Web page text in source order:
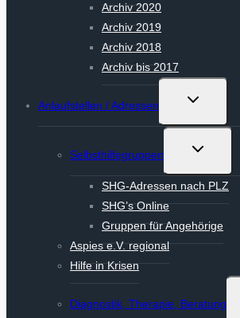
Archiv 2020
Archiv 2019
Archiv 2018
Archiv bis 2017
Anlaufstellen / Adressen
Untermenü
Selbsthilfegruppen
Untermenü
SHG-Adressen nach PLZ
SHG’s Online
Gruppen für Angehörige
Aspies e.V. regional
Hilfe in Krisen
Diagnostik, Therapie, Beratung